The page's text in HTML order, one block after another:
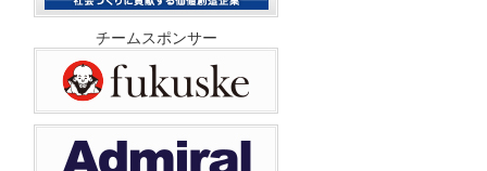
チームスポンサー